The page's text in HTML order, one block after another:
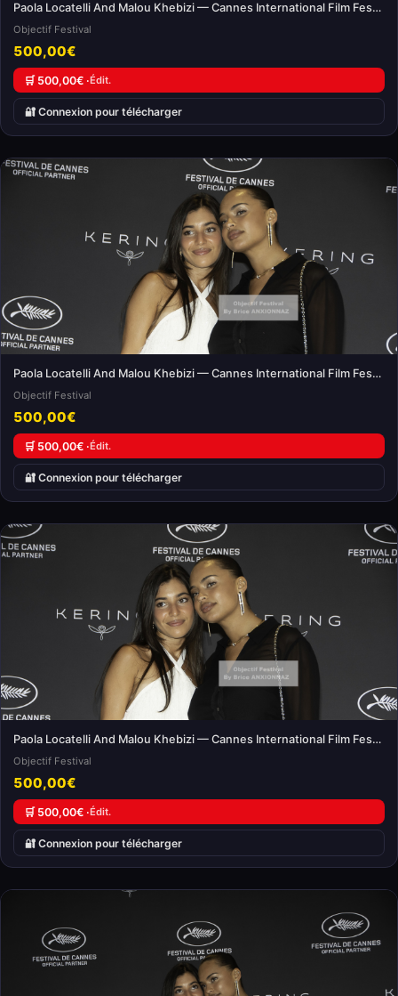
Paola Locatelli And Malou Khebizi — Cannes International Film Festival
Objectif Festival
500,00€
🛒 500,00€ ·Édit.
🔐 Connexion pour télécharger
Paola Locatelli And Malou Khebizi — Cannes International Film Festival
Objectif Festival
500,00€
🛒 500,00€ ·Édit.
🔐 Connexion pour télécharger
Paola Locatelli And Malou Khebizi — Cannes International Film Festival
Objectif Festival
500,00€
🛒 500,00€ ·Édit.
🔐 Connexion pour télécharger